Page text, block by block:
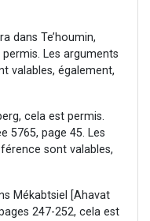
dans Te’houmin,
Les arguments
valables, également,
cela est permis.
5765, page 45. Les
sont valables,
Mékabtsiel [Ahavat
247-252, cela est